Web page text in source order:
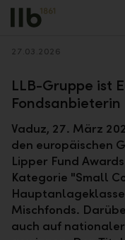
Alerts.Headline
Zurück
27.03.2026
LLB-Gruppe ist
Fondsanbieterin
Vaduz, 27. März
den europäischen
Lipper Fund
Kategorie "Small
Mischfonds.
auch auf